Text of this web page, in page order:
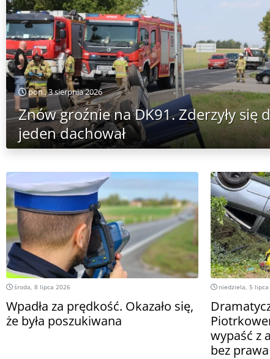
pon., 3 sierpnia 2026
Znów groźnie na DK91. Zderzyły się
jeden dachował
środa, 8 lipca 2026
Wpadła za prędkość. Okazało się,
że była poszukiwana
niedziela, 5 lipca
wypaść z
bez